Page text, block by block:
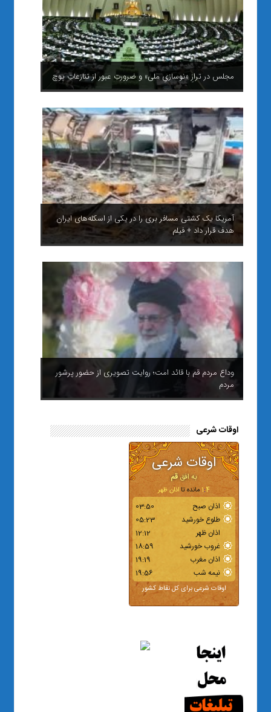
مجلس در ترازِ «نوسازیِ ملی» و ضرورتِ عبور از تنازعاتِ پوچ
آمریکا یک کشتی مسافر بری را در یکی از اسکله‌های ایران
هدف قرار داد + فیلم
وداع مردم قم با قائد امت؛ روایت تصویری از حضور پرشور
مردم
اوقات شرعی